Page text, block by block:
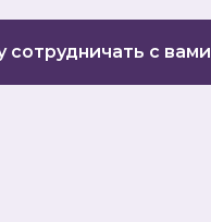
сотрудничать с вами